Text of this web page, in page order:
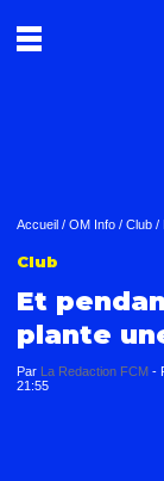
Accueil / OM Info / Club /
Club
Et
plante
Par La Redaction FCM -
21:55